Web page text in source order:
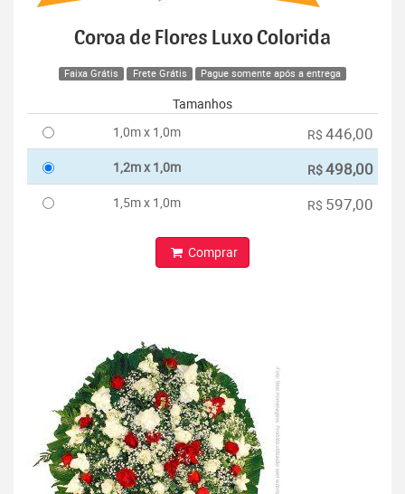
Coroa de Flores Luxo Colorida
Faixa Grátis Frete Grátis Pague somente após a entrega
Tamanhos
1,0m x 1,0m
R$ 446,00
1,2m x 1,0m R$498,00
1,5m x 1,0m R$ 597,00
Comprar